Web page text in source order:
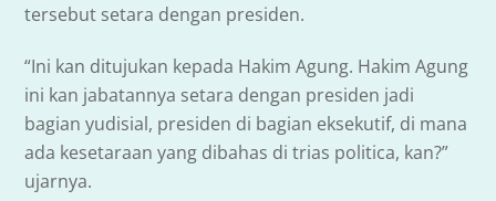
tersebut setara dengan presiden.
“Ini kan ditujukan kepada Hakim Agung. Hakim Agung
ini kan jabatannya setara dengan presiden jadi
bagian yudisial, presiden di bagian eksekutif, di mana
ada kesetaraan yang dibahas di trias politica, kan?”
ujarnya.